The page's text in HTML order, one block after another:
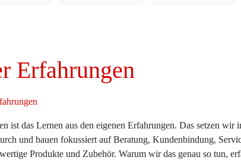
Erfahrungen
ist das Lernen aus den eigenen Erfahrungen. Das setzen wir
und bauen fokussiert auf Beratung, Kundenbindung,
Produkte und Zubehör. Warum wir das genau so tun,